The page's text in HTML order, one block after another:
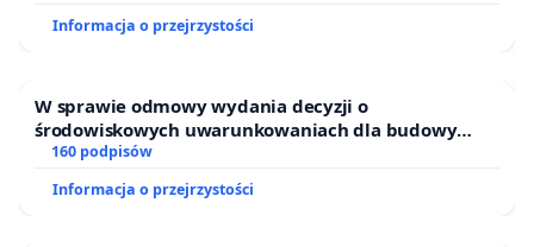
Informacja o przejrzystości
W sprawie odmowy wydania decyzji o
środowiskowych uwarunkowaniach dla budowy
zakładu wytwarzania biometanu „Krynki” w
Ostrowiu Południowym oraz ochrony mieszkańców i
Puszczy Knyszyńskiej
160 podpisów
Informacja o przejrzystości